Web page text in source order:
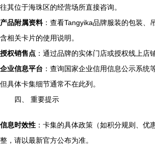
往其位于海珠区的经营场所直接咨询。
产品附属资料：查看Tangyika品牌服装的包装、
含相关卡片的使用说明。
授权销售点 ：通过品牌的实体门店或授权线上店
企业信息平台 ：查询国家企业信用信息公示系统
但具体卡集细节通常不在此列。
四、 重要提示
信息时效性 ：卡集的具体政策（如积分规则、优
整，请以最新官方公布为准。